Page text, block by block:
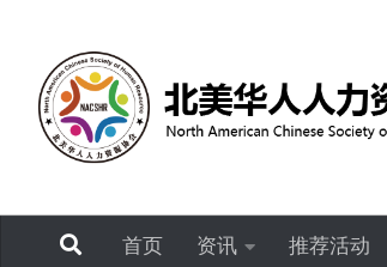
首页 资讯 推荐活动